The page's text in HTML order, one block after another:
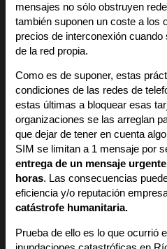
mensajes no sólo obstruyen
también suponen un coste a los
precios de interconexión
de la red propia.
Como es de suponer, estas
condiciones de las redes de
estas últimas a bloquear esas
organizaciones se las arreglan
que dejar de tener en cuenta
SIM se limitan a 1 mensaje por
entrega de un mensaje
horas. Las consecuencias
eficiencia y/o reputación
catástrofe humanitaria.
Prueba de ello es lo que ocurrió